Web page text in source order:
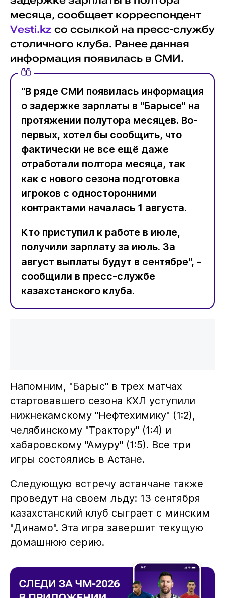
месяца, сообщает корреспондент
Vesti.kz со ссылкой на пресс-службу
столичного клуба. Ранее данная
информация появилась в СМИ.
"В ряде СМИ появилась информация
о задержке зарплаты в "Барысе" на
протяжении полутора месяцев. Во-
первых, хотел бы сообщить, что
фактически не все ещё даже
отработали полтора месяца, так
как с нового сезона подготовка
игроков с односторонними
контрактами началась 1 августа.
Кто приступил к работе в июле,
получили зарплату за июль. За
август выплаты будут в сентябре", -
сообщили в пресс-службе
казахстанского клуба.
Напомним, "Барыс" в трех матчах
стартовавшего сезона КХЛ уступили
нижнекамскому "Нефтехимику" (1:2),
челябинскому "Трактору" (1:4) и
хабаровскому "Амуру" (1:5). Все три
игры состоялись в Астане.
Следующую встречу астанчане также
проведут на своем льду: 13 сентября
казахстанский клуб сыграет с минским
"Динамо". Эта игра завершит текущую
домашнюю серию.